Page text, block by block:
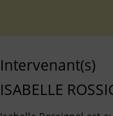
Intervenant(s)
ISABELLE